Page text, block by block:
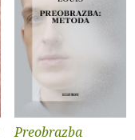
Preobrazba